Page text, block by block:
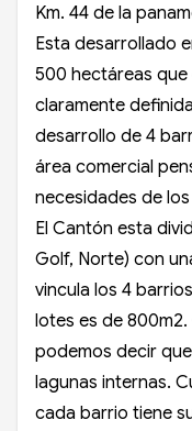
Km. 44 de la
Esta desarrollado
500 hectáreas
claramente
desarrollo de 4
área comercial
necesidades de
El Cantón esta
Golf, Norte) con
vincula los 4
lotes es de
podemos decir
lagunas internas.
cada barrio tiene